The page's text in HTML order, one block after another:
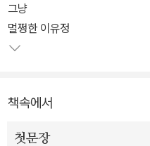
그냥
멀쩡한 이유정
책속에서
첫문장